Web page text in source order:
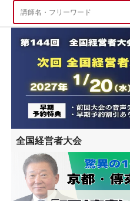
講師をさがす
特集一覧
講師セレクトが選ばれる理由
ブログ・コラム
はじめての方へ
ご相談・お見積
全国経営者大会